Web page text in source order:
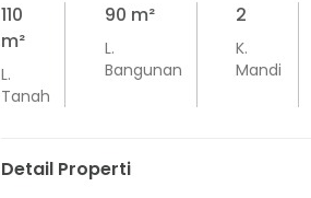
110
m²
L.
Tanah
90 m²
L.
Bangunan
2
K.
Mandi
Detail Properti